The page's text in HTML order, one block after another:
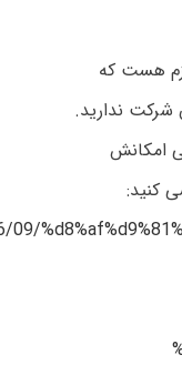
هست که
شرکت ندارید.
امکانش
کنید: